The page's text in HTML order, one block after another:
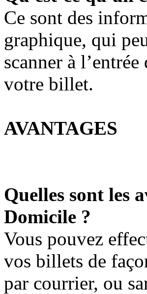
Ce sont des
graphique, qui
scanner à
votre billet.
AVANTAGES
Quelles sont les
Domicile ?
Vous pouvez
vos billets de
par courrier, ou